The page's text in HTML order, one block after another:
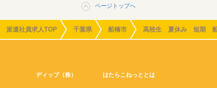
ページトップへ
派遣社員求人TOP 千葉県 船橋市 高校生 夏休み 短期
ディップ（株） はたらこねっととは